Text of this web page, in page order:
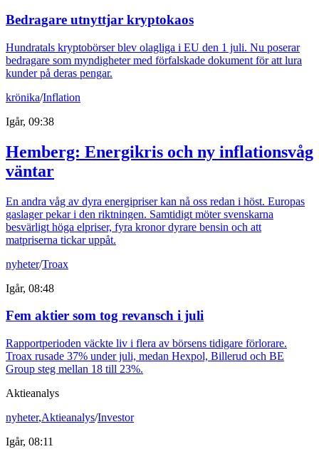
Bedragare utnyttjar kryptokaos
Hundratals kryptobörser blev olagliga i EU den 1 juli. Nu poserar
bedragare som myndigheter med förfalskade dokument för att lura
kunder på deras pengar.
krönika/Inflation
Igår, 09:38
Hemberg: Energikris och ny inflationsvåg
väntar
En andra våg av dyra energipriser kan nå oss redan i höst. Europas
gaslager pekar i den riktningen. Samtidigt möter svenskarna
besvärligt höga elpriser, fyra kronor dyrare bensin och att
matpriserna tickar uppåt.
nyheter/Troax
Igår, 08:48
Fem aktier som tog revansch i juli
Rapportperioden väckte liv i flera av börsens tidigare förlorare.
Troax rusade 37% under juli, medan Hexpol, Billerud och BE
Group steg mellan 18 till 23%.
Aktieanalys
nyheter,Aktieanalys/Investor
Igår, 08:11